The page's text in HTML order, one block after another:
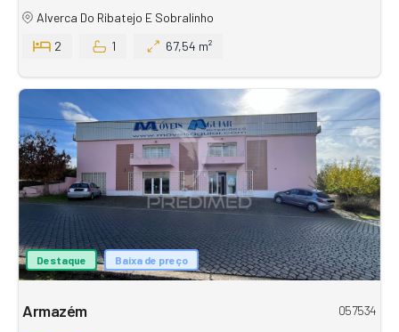
Alverca Do Ribatejo E Sobralinho
2
1 67,54 m²
Destaque Baixa de preço
Armazém 057534